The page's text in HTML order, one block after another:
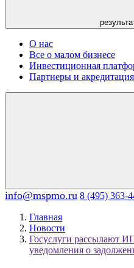
О нас
Все о малом бизнесе
Инвестиционная
Партнеры и акредитация
info@mspmo.ru 8 (495) 363-
Главная
Новости
Госуслуги рассылают
уведомления о